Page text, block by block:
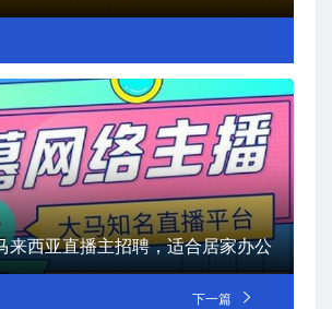
来西亚直播主招聘，适合居家办公
下一篇